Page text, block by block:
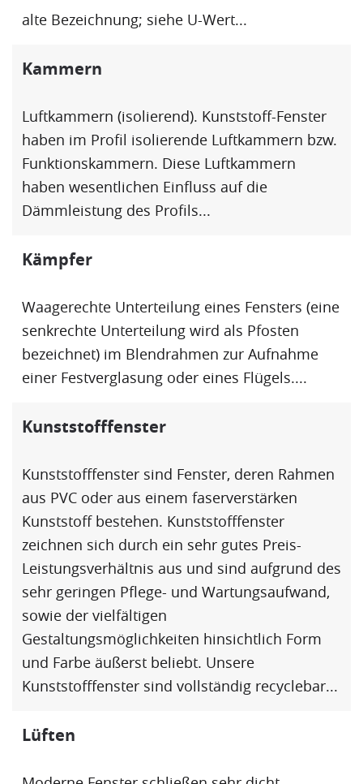
alte Bezeichnung; siehe U-Wert...
Kammern
Luftkammern (isolierend). Kunststoff-Fenster
haben im Profil isolierende Luftkammern bzw.
Funktionskammern. Diese Luftkammern
haben wesentlichen Einfluss auf die
Dämmleistung des Profils...
Kämpfer
Waagerechte Unterteilung eines Fensters (eine
senkrechte Unterteilung wird als Pfosten
bezeichnet) im Blendrahmen zur Aufnahme
einer Festverglasung oder eines Flügels....
Kunststofffenster
Kunststofffenster sind Fenster, deren Rahmen
aus PVC oder aus einem faserverstärken
Kunststoff bestehen. Kunststofffenster
zeichnen sich durch ein sehr gutes Preis-
Leistungsverhältnis aus und sind aufgrund des
sehr geringen Pflege- und Wartungsaufwand,
sowie der vielfältigen
Gestaltungsmöglichkeiten hinsichtlich Form
und Farbe äußerst beliebt. Unsere
Kunststofffenster sind vollständig recyclebar...
Lüften